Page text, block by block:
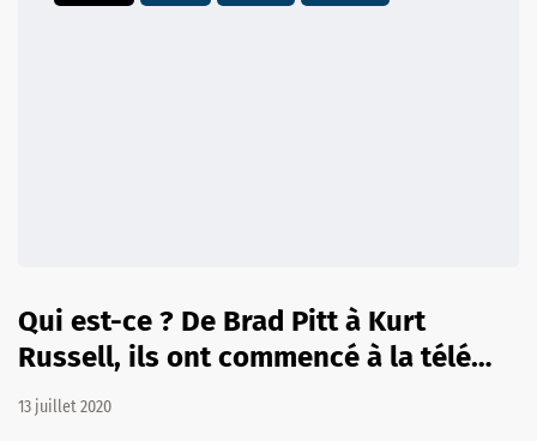
Qui est-ce ? De Brad Pitt à Kurt
Russell, ils ont commencé à la télé…
13 juillet 2020